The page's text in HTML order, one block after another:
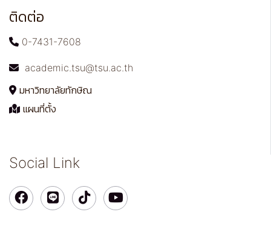
ติดต่อ
0-7431-7608
academic.tsu@tsu.ac.th
มหาวิทยาลัยทักษิณ
แผนที่ตั้ง
Social Link